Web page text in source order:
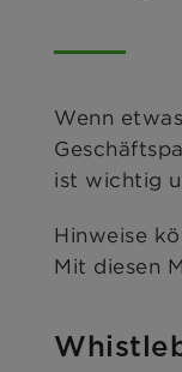
Wenn
ist wichtig
Hinweise
Mit diesen